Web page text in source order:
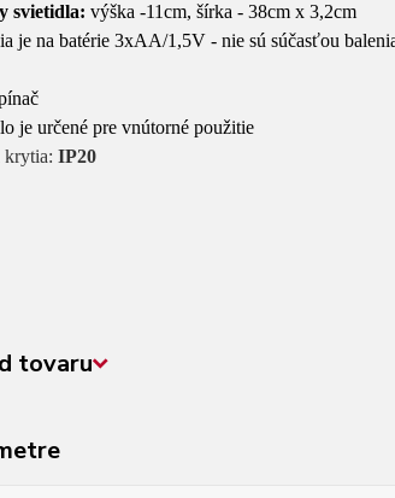
svietidla: výška -11cm, šírka - 38cm x 3,2cm
je na batérie 3xAA/1,5V - nie sú súčasťou
je určené pre vnútorné použitie
krytia: IP20
tovaru